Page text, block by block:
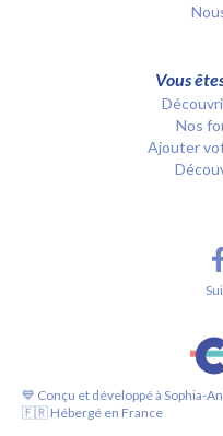
Vous
Nos
Ajouter
💙 Conçu et développé à Sophia-
🇫🇷 Hébergé en France